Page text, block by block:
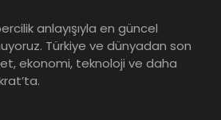
anlayışıyla en güncel
Türkiye ve dünyadan son
ekonomi, teknoloji ve daha